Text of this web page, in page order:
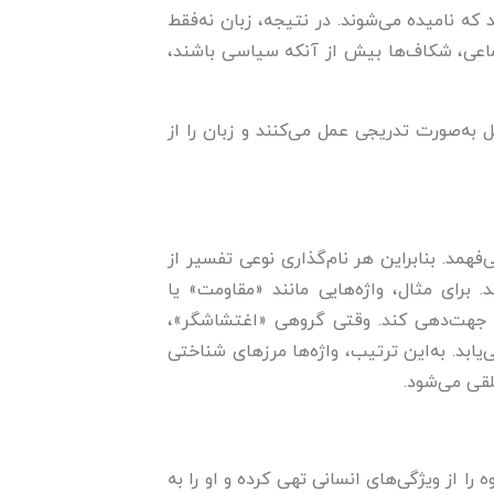
نامیده می‌شوند. در نتیجه، زبان نه‌فقط
شکاف‌ها بیش از آنکه سیاسی باشند،
به‌صورت تدریجی عمل می‌کنند و زبان را از
بنابراین هر نام‌گذاری نوعی تفسیر از
مثال، واژه‌هایی مانند «مقاومت» یا
جهت‌دهی کند. وقتی گروهی «اغتشاشگر»،
به‌این ترتیب، واژه‌ها مرزهای شناختی
می‌شود.
از ویژگی‌های انسانی تهی کرده و او را به